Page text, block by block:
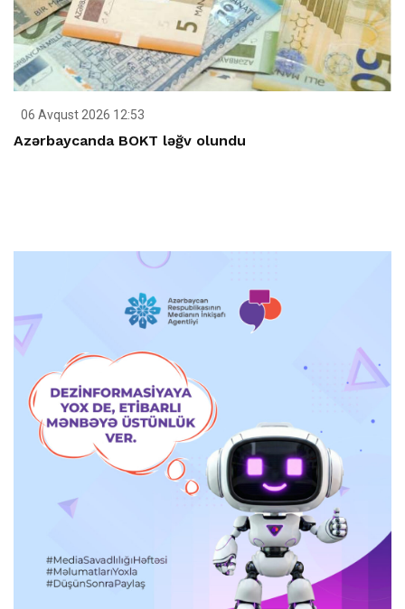
06 Avqust 2026 12:53
Azərbaycanda BOKT ləğv olundu